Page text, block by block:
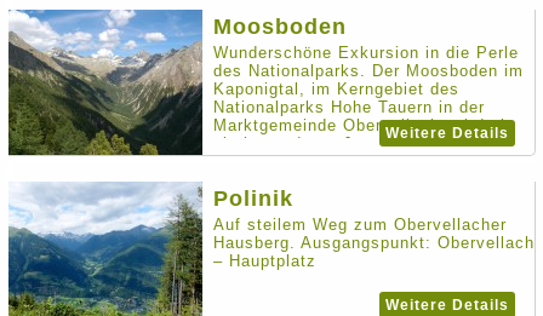
Moosboden
Wunderschöne Exkursion in die Perle
des Nationalparks. Der Moosboden im
Kaponigtal, im Kerngebiet des
Nationalparks Hohe Tauern in der
Marktgemeinde Obervellach, wird als
ein besonderes Juwel des
Nationalparks bezeichnet.
Weitere Details
Polinik
Auf steilem Weg zum Obervellacher
Hausberg. Ausgangspunkt: Obervellach
– Hauptplatz
Weitere Details